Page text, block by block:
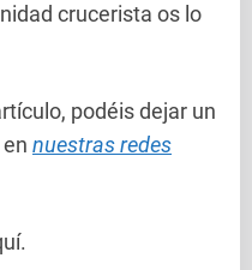
crucerista os lo
podéis dejar un
nuestras redes